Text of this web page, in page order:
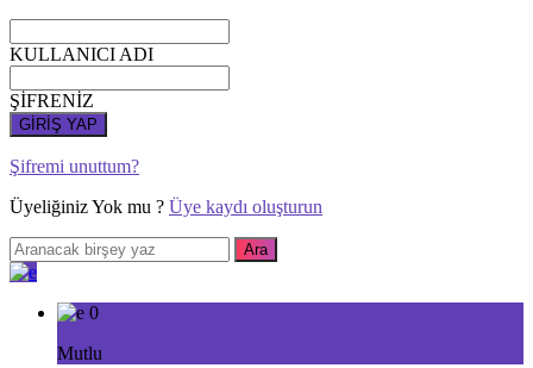
KULLANICI ADI
ŞİFRENİZ
GİRİŞ YAP
Şifremi unuttum?
Üyeliğiniz Yok mu ? Üye kaydı oluşturun
0
Mutlu